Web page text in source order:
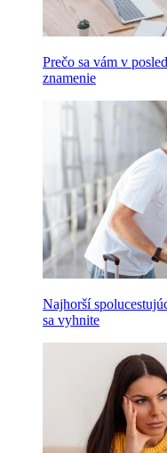
Prečo sa vám v
znamenie
Najhorší
sa vyhnite